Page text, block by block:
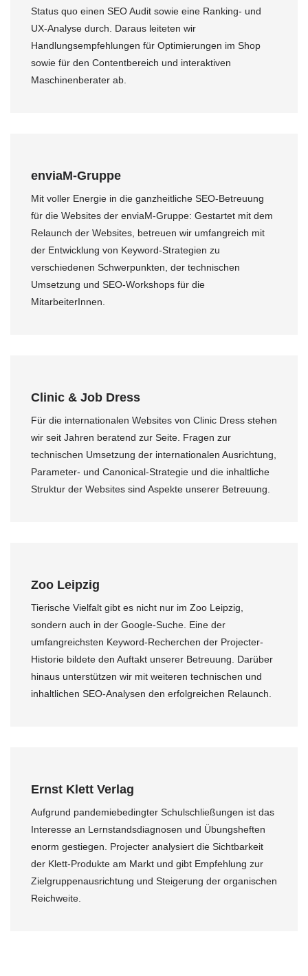
Status quo einen SEO Audit sowie eine Ranking- und
UX-Analyse durch. Daraus leiteten wir
Handlungsempfehlungen für Optimierungen im Shop
sowie für den Contentbereich und interaktiven
Maschinenberater ab.
enviaM-Gruppe
Mit voller Energie in die ganzheitliche SEO-Betreuung
für die Websites der enviaM-Gruppe: Gestartet mit dem
Relaunch der Websites, betreuen wir umfangreich mit
der Entwicklung von Keyword-Strategien zu
verschiedenen Schwerpunkten, der technischen
Umsetzung und SEO-Workshops für die
MitarbeiterInnen.
Clinic & Job Dress
Für die internationalen Websites von Clinic Dress stehen
wir seit Jahren beratend zur Seite. Fragen zur
technischen Umsetzung der internationalen Ausrichtung,
Parameter- und Canonical-Strategie und die inhaltliche
Struktur der Websites sind Aspekte unserer Betreuung.
Zoo Leipzig
Tierische Vielfalt gibt es nicht nur im Zoo Leipzig,
sondern auch in der Google-Suche. Eine der
umfangreichsten Keyword-Recherchen der Projecter-
Historie bildete den Auftakt unserer Betreuung. Darüber
hinaus unterstützen wir mit weiteren technischen und
inhaltlichen SEO-Analysen den erfolgreichen Relaunch.
Ernst Klett Verlag
Aufgrund pandemiebedingter Schulschließungen ist das
Interesse an Lernstandsdiagnosen und Übungsheften
enorm gestiegen. Projecter analysiert die Sichtbarkeit
der Klett-Produkte am Markt und gibt Empfehlung zur
Zielgruppenausrichtung und Steigerung der organischen
Reichweite.